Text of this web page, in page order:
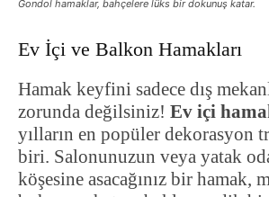
Gondol hamaklar, bahçelere lüks bir dokunuş katar.
Ev İçi ve Balkon Hamakları
Hamak keyfini sadece dış
zorunda değilsiniz! Ev içi
yılların en popüler dekorasyon
biri. Salonunuzun veya yatak
köşesine asacağınız bir hamak,